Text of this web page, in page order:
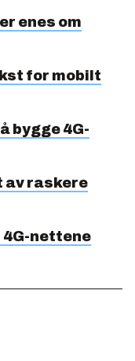
enes om
for mobilt
bygge 4G-
av raskere
nettene